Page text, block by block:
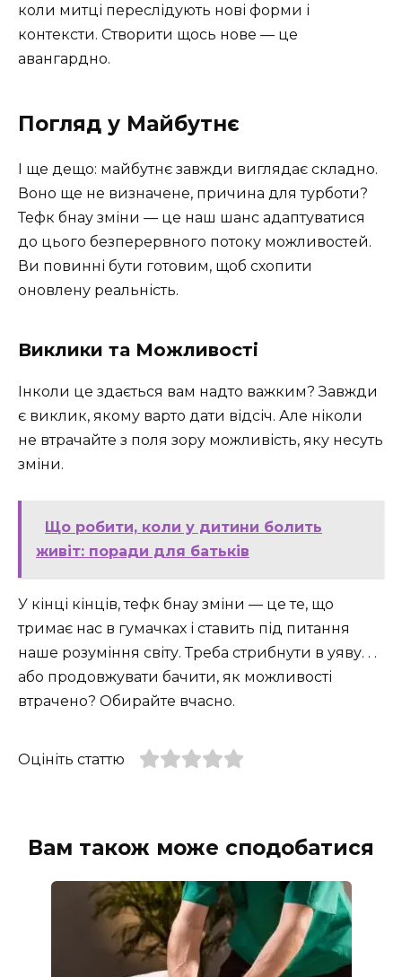
коли митці переслідують нові форми і
контексти. Створити щось нове — це
авангардно.
Погляд у Майбутнє
І ще дещо: майбутнє завжди виглядає складно.
Воно ще не визначене, причина для турботи?
Тефк бнау зміни — це наш шанс адаптуватися
до цього безперервного потоку можливостей.
Ви повинні бути готовим, щоб схопити
оновлену реальність.
Виклики та Можливості
Інколи це здається вам надто важким? Завжди
є виклик, якому варто дати відсіч. Але ніколи
не втрачайте з поля зору можливість, яку несуть
зміни.
Що робити, коли у дитини болить
живіт: поради для батьків
У кінці кінців, тефк бнау зміни — це те, що
тримає нас в гумачках і ставить під питання
наше розуміння світу. Треба стрибнути в уяву. . .
або продовжувати бачити, як можливості
втрачено? Обирайте вчасно.
Оцініть статтю
Вам також може сподобатися